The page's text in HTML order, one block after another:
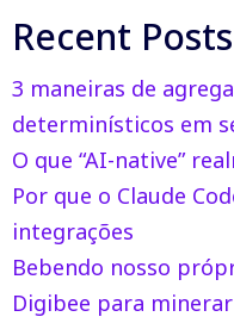
Recent Posts
3 maneiras de
determinísticos em
O que “AI-native”
Por que o Claude
integrações
Bebendo nosso
Digibee para